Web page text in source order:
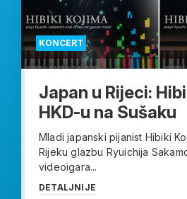
KONCERT
Japan u Rijeci:
HKD-u na Sušaku
Mladi japanski pijanist Hibiki
Rijeku glazbu Ryuichija
videoigara...
DETALJNIJE